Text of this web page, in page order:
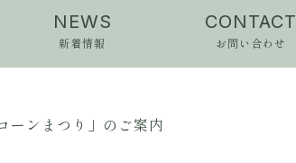
NEWS
新着情報
CONTACT
お問い合わせ
ーンまつり」のご案内